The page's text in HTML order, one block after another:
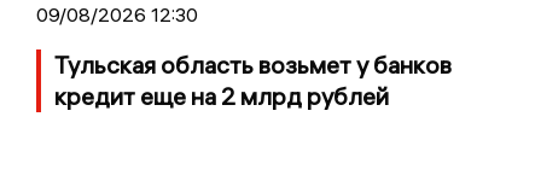
09/08/2026 12:30
Тульская область возьмет у банков
кредит еще на 2 млрд рублей